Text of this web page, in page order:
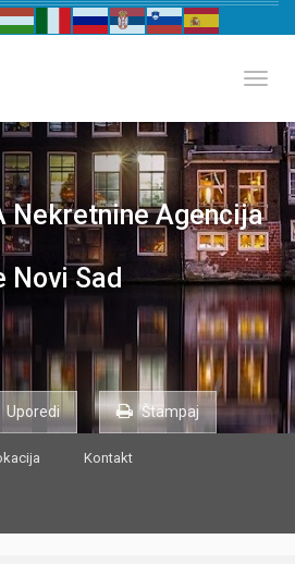
Nekretnine Agencija
Novi Sad
Uporedi Štampaj
Kontakt